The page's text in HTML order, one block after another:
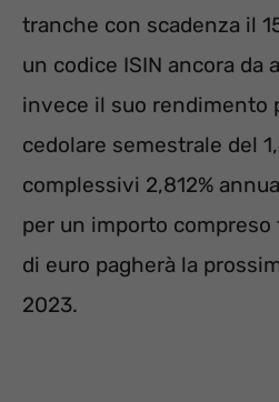
tranche con scadenza il
un codice ISIN ancora da
invece il suo rendimento
cedolare semestrale del
complessivi 2,812%
per un importo compreso
di euro pagherà la
2023.